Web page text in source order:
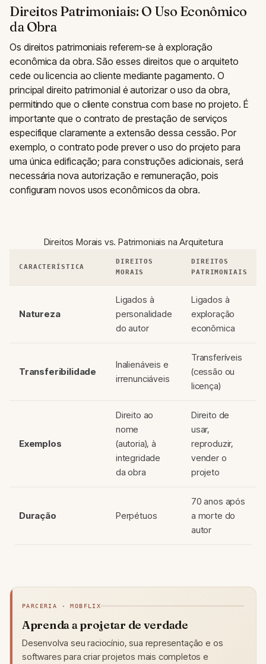
Direitos Patrimoniais: O Uso Econômico
da Obra
Os direitos patrimoniais referem-se à exploração
econômica da obra. São esses direitos que o arquiteto
cede ou licencia ao cliente mediante pagamento. O
principal direito patrimonial é autorizar o uso da obra,
permitindo que o cliente construa com base no projeto. É
importante que o contrato de prestação de serviços
especifique claramente a extensão dessa cessão. Por
exemplo, o contrato pode prever o uso do projeto para
uma única edificação; para construções adicionais, será
necessária nova autorização e remuneração, pois
configuram novos usos econômicos da obra.
Direitos Morais vs. Patrimoniais na Arquitetura
CARACTERÍSTICA
DIREITOS
MORAIS
DIREITOS
PATRIMONIAIS
Natureza
Ligados à
personalidade
do autor
Ligados à
exploração
econômica
Transferibilidade
Inalienáveis e
irrenunciáveis
Transferíveis
(cessão ou
licença)
Exemplos
Direito ao
nome
(autoria), à
integridade
da obra
Direito de
usar,
reproduzir,
vender o
projeto
Duração Perpétuos
70 anos após
a morte do
autor
PARCERIA · MOBFLIX
Aprenda a projetar de verdade
Desenvolva seu raciocínio, sua representação e os
softwares para criar projetos mais completos e